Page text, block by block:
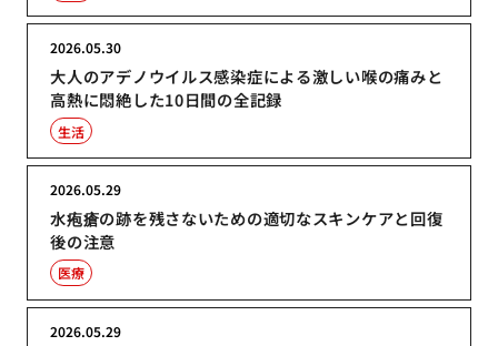
大人のアデノウイルス感染症による激しい喉の痛みと
高熱に悶絶した10日間の全記録
2026.05.30
生活
水疱瘡の跡を残さないための適切なスキンケアと回復
後の注意
2026.05.29
医療
2026.05.29